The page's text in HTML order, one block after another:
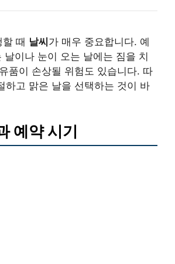
때 날씨가 매우 중요합니다. 예
날이나 눈이 오는 날에는 짐을 치
품이 손상될 위험도 있습니다. 따
하고 맑은 날을 선택하는 것이 바
예약 시기